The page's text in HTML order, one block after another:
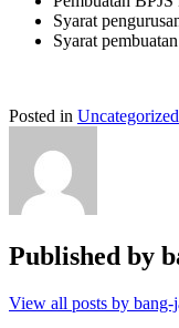
Syarat
Syarat
Posted in Uncategorized
Published by
View all posts by bang-